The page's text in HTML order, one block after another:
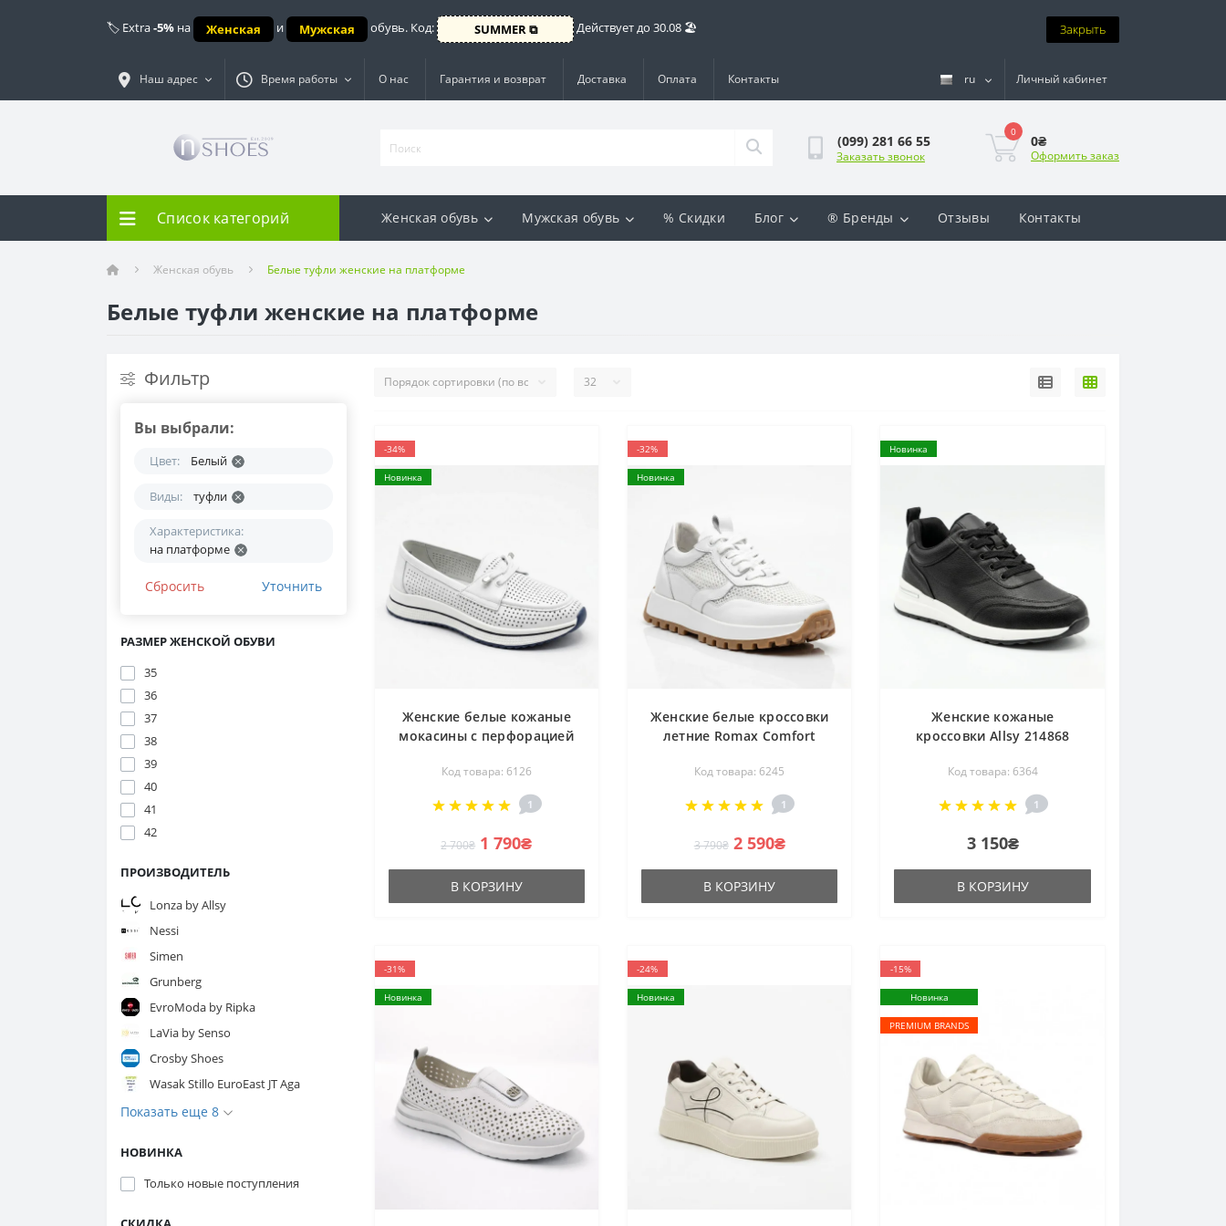
🏷️ Extra-5% на Женская и Мужская обувь. Код: SUMMER ⧉ Действует до 30.08 🏖️ Закрыть
Наш адрес Время работы О нас Гарантия и возврат Доставка Оплата Контакты ru Личный кабинет
(099) 281 66 55
Заказать звонок
0
0₴
Оформить заказ
Список категорий Женская обувь Мужская обувь % Скидки Блог ® Бренды Отзывы Контакты
Женская обувь Белые туфли женские на платформе
Белые туфли женские на платформе
Фильтр
Вы выбрали:
Цвет: Белый
Виды: туфли
Характеристика:
на платформе
Сбросить Уточнить
РАЗМЕР ЖЕНСКОЙ ОБУВИ
35
36
37
38
39
40
41
42
ПРОИЗВОДИТЕЛЬ
Lonza by Allsy
Nessi
Simen
Grunberg
EvroModa by Ripka
LaVia by Senso
Crosby Shoes
Wasak Stillo EuroEast JT Aga
Показать еще 8
НОВИНКА
Только новые поступления
-34%
Новинка
Женские белые кожаные
мокасины с перфорацией
WHITE lonza 207259 6126 с
комфортной шнуровкой
Код товара: 6126
1
2 700₴ 1 790₴
В КОРЗИНУ
-32%
Новинка
Женские белые кроссовки
летние Romax Comfort
Код товара: 6245
1
3 790₴ 2 590₴
В КОРЗИНУ
Новинка
Женские кожаные
кроссовки Allsy 214868
204458 6364 черные на
белой подошве
Код товара: 6364
1
3 150₴
В КОРЗИНУ
-31%
Новинка
-24%
Новинка
-15%
Новинка
PREMIUM BRANDS